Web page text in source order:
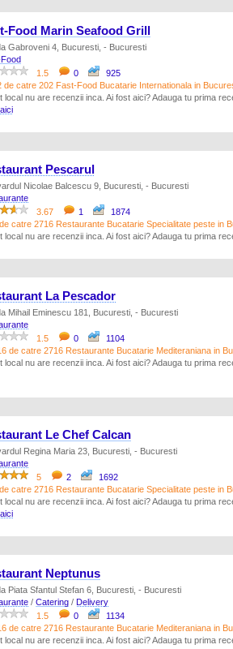
Food Marin Seafood Grill
Gabroveni 4, Bucuresti, - Bucuresti
1.5
0
925
de catre 202 Fast-Food Bucatarie Internationala in
local nu are recenzii inca. Ai fost aici? Adauga tu prima
Pescarul
Nicolae Balcescu 9, Bucuresti, - Bucuresti
3.67
1
1874
catre 2716 Restaurante Bucatarie Specialitate peste in
local nu are recenzii inca. Ai fost aici? Adauga tu prima
La Pescador
Mihail Eminescu 181, Bucuresti, - Bucuresti
1.5
0
1104
de catre 2716 Restaurante Bucatarie Mediteraniana in
local nu are recenzii inca. Ai fost aici? Adauga tu prima
Le Chef Calcan
Regina Maria 23, Bucuresti, - Bucuresti
5
2
1692
catre 2716 Restaurante Bucatarie Specialitate peste in
local nu are recenzii inca. Ai fost aici? Adauga tu prima
Neptunus
Piata Sfantul Stefan 6, Bucuresti, - Bucuresti
/ Catering / Delivery
1.5
0
1134
de catre 2716 Restaurante Bucatarie Mediteraniana in
local nu are recenzii inca. Ai fost aici? Adauga tu prima